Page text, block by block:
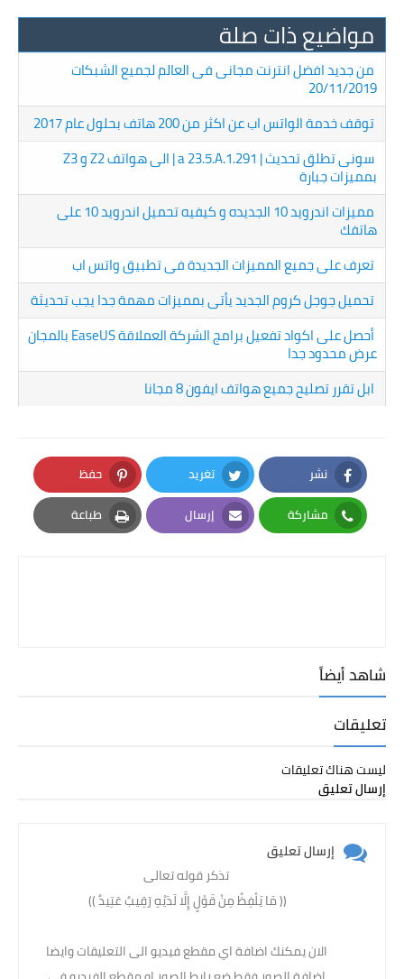
مواضيع ذات صلة
من جديد افضل انترنت مجانى فى العالم لجميع الشبكات
20/11/2019
توقف خدمة الواتس اب عن اكثر من 200 هاتف بحلول عام 2017
سونى تطلق تحديث | a 23.5.A.1.291 | الى هواتف Z2 و Z3
بمميزات جبارة
مميزات اندرويد 10 الجديده و كيفيه تحميل اندرويد 10 على
هاتفك
تعرف على جميع المميزات الجديدة فى تطبيق واتس اب
تحميل جوجل كروم الجديد يأتى بمميزات مهمة جدا يجب تحديثة
أحصل على اكواد تفعيل برامج الشركة العملاقة EaseUS بالمجان
عرض محدود جدا
ابل تقرر تصليح جميع هواتف ايفون 8 مجانا
نشر
Facebook
تغريد
Twitter
حفظ
Pinterest
مشاركة
Whatsapp
إرسال
Email
طباعة
Print
شاهد أيضاً
تعليقات
ليست هناك تعليقات
إرسال تعليق
إرسال تعليق
تذكر قوله تعالى
(( مَا يَلْفِظُ مِنْ قَوْلٍ إِلَّا لَدَيْهِ رَقِيبٌ عَتِيدٌ )) ‏
الان يمكنك اضافة اي مقطع فيديو الى التعليقات وايضا